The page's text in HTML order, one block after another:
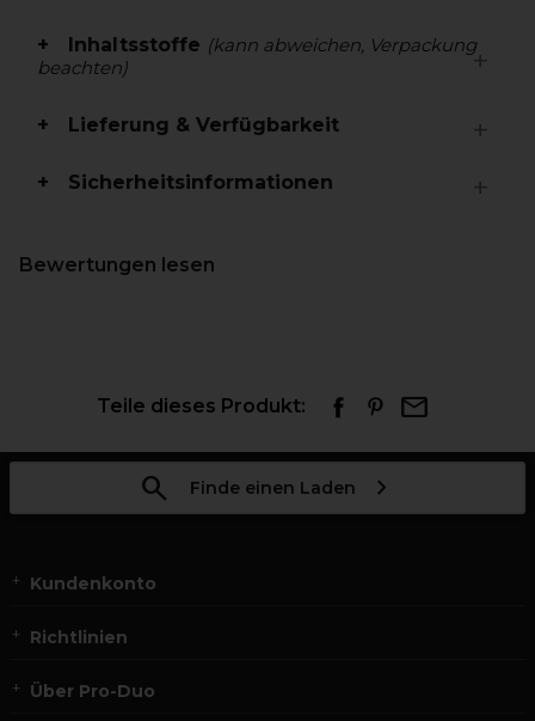
Inhaltsstoffe (kann abweichen, Verpackung
beachten)
Lieferung & Verfügbarkeit
Sicherheitsinformationen
Bewertungen lesen
Teile dieses Produkt:
Finde einen Laden
Kundenkonto
Richtlinien
Über Pro-Duo